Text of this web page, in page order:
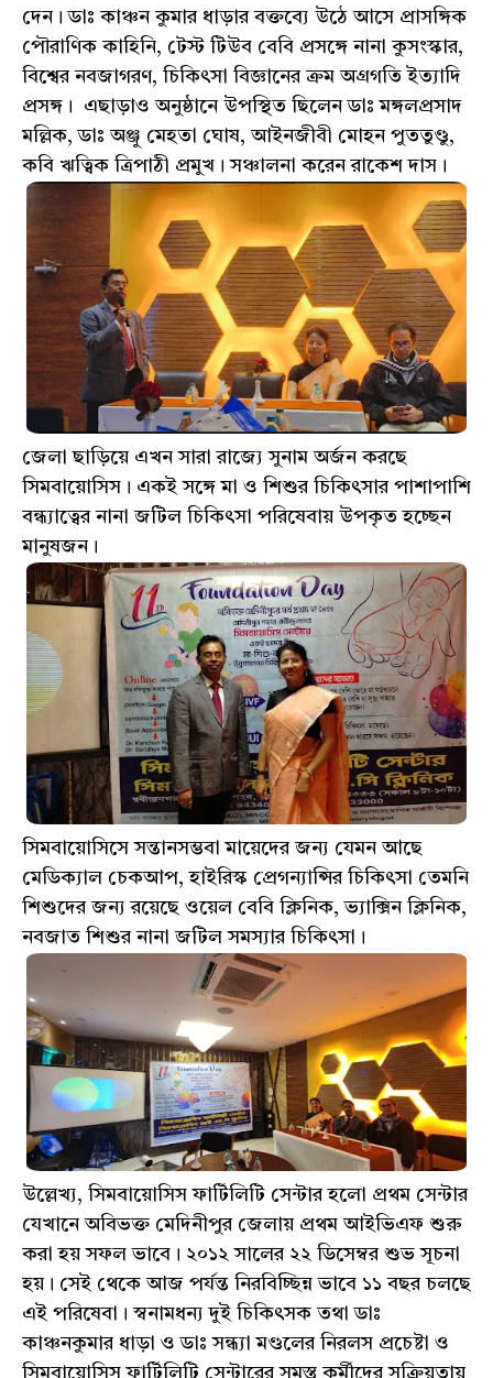
দেন। ডাঃ কাঞ্চন কুমার ধাড়ার বক্তব্যে উঠে আসে প্রাসঙ্গিক
পৌরাণিক কাহিনি, টেস্ট টিউব বেবি প্রসঙ্গে নানা কুসংস্কার,
বিশ্বের নবজাগরণ, চিকিৎসা বিজ্ঞানের ক্রম অগ্রগতি ইত্যাদি
প্রসঙ্গ। এছাড়াও অনুষ্ঠানে উপস্থিত ছিলেন ডাঃ মঙ্গলপ্রসাদ
মল্লিক, ডাঃ অঞ্জু মেহতা ঘোষ, আইনজীবী মোহন পুততুণ্ডু,
কবি ঋত্বিক ত্রিপাঠী প্রমুখ। সঞ্চালনা করেন রাকেশ দাস।
জেলা ছাড়িয়ে এখন সারা রাজ্যে সুনাম অর্জন করছে
সিমবায়োসিস। একই সঙ্গে মা ও শিশুর চিকিৎসার পাশাপাশি
বন্ধ্যাত্বের নানা জটিল চিকিৎসা পরিষেবায় উপকৃত হচ্ছেন
মানুষজন।
সিমবায়োসিসে সন্তানসম্ভবা মায়েদের জন্য যেমন আছে
মেডিক্যাল চেকআপ, হাইরিস্ক প্রেগন্যান্সির চিকিৎসা তেমনি
শিশুদের জন্য রয়েছে ওয়েল বেবি ক্লিনিক, ভ্যাক্সিন ক্লিনিক,
নবজাত শিশুর নানা জটিল সমস্যার চিকিৎসা।
উল্লেখ্য, সিমবায়োসিস ফার্টিলিটি সেন্টার হলো প্রথম সেন্টার
যেখানে অবিভক্ত মেদিনীপুর জেলায় প্রথম আইভিএফ শুরু
করা হয় সফল ভাবে। ২০১২ সালের ২২ ডিসেম্বর শুভ সূচনা
হয়। সেই থেকে আজ পর্যন্ত নিরবিচ্ছিন্ন ভাবে ১১ বছর চলছে
এই পরিষেবা। স্বনামধন্য দুই চিকিৎসক তথা ডাঃ
কাঞ্চনকুমার ধাড়া ও ডাঃ সন্ধ্যা মণ্ডলের নিরলস প্রচেষ্টা ও
সিমবায়োসিস ফার্টিলিটি সেন্টারের সমস্ত কর্মীদের সক্রিয়তায়